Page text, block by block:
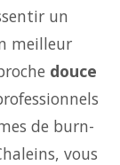
un
meilleur
douce
de burn-
vous